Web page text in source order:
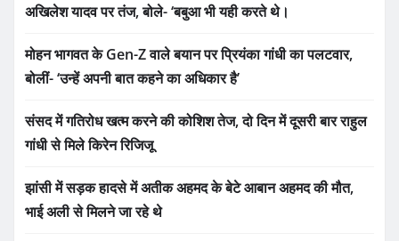
अखिलेश यादव पर तंज, बोले- ‘बबुआ भी यही करते थे।
मोहन भागवत के Gen-Z वाले बयान पर प्रियंका गांधी का पलटवार,
बोलीं- ‘उन्हें अपनी बात कहने का अधिकार है’
संसद में गतिरोध खत्म करने की कोशिश तेज, दो दिन में दूसरी बार राहुल
गांधी से मिले किरेन रिजिजू
झांसी में सड़क हादसे में अतीक अहमद के बेटे आबान अहमद की मौत,
भाई अली से मिलने जा रहे थे